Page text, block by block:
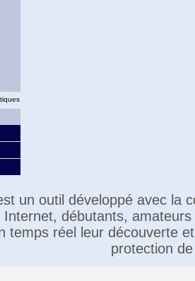
un outil développé avec la
Internet, débutants,
temps réel leur découverte
protection